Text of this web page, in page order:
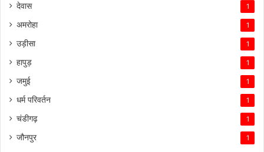
देवास 1
अमरोहा 1
उड़ीसा 1
हापुड़ 1
जमुई 1
धर्म परिवर्तन 1
चंडीगढ़ 1
जौनपुर 1